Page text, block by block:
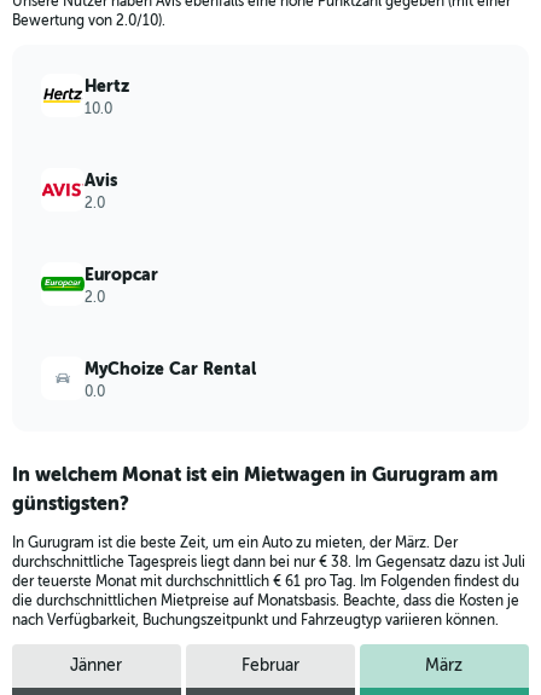
chart
Range:
Bewertung von 2.0/10).
Hertz
10.0
Avis
2.0
Europcar
2.0
MyChoize Car Rental
0.0
In welchem Monat ist ein Mietwagen in Gurugram am
günstigsten?
In Gurugram ist die beste Zeit, um ein Auto zu mieten, der März. Der
durchschnittliche Tagespreis liegt dann bei nur € 38. Im Gegensatz dazu ist Juli
der teuerste Monat mit durchschnittlich € 61 pro Tag. Im Folgenden findest du
die durchschnittlichen Mietpreise auf Monatsbasis. Beachte, dass die Kosten je
nach Verfügbarkeit, Buchungszeitpunkt und Fahrzeugtyp variieren können.
Jänner Februar März